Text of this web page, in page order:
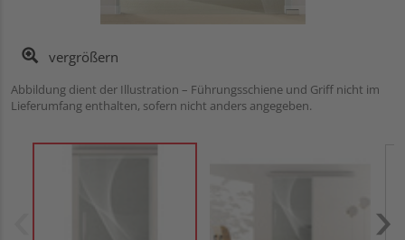
vergrößern
Abbildung dient der Illustration – Führungsschiene und Griff nicht im
Lieferumfang enthalten, sofern nicht anders angegeben.